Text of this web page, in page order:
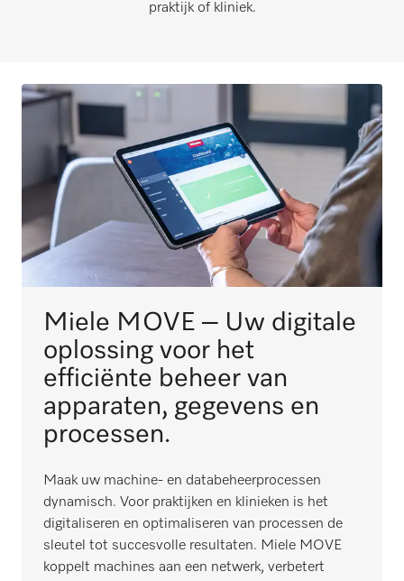
praktijk of kliniek.
Miele MOVE – Uw digitale
oplossing voor het
efficiënte beheer van
apparaten, gegevens en
processen.
Maak uw machine- en databeheerprocessen
dynamisch. Voor praktijken en klinieken is het
digitaliseren en optimaliseren van processen de
sleutel tot succesvolle resultaten. Miele MOVE
koppelt machines aan een netwerk, verbetert